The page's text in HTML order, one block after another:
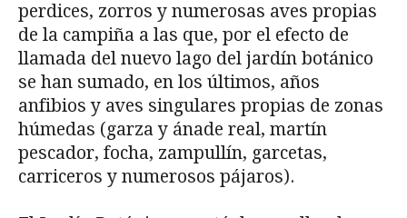
perdices, zorros y numerosas aves propias
de la campiña a las que, por el efecto de
llamada del nuevo lago del jardín botánico
se han sumado, en los últimos, años
anfibios y aves singulares propias de zonas
húmedas (garza y ánade real, martín
pescador, focha, zampullín, garcetas,
carriceros y numerosos pájaros).